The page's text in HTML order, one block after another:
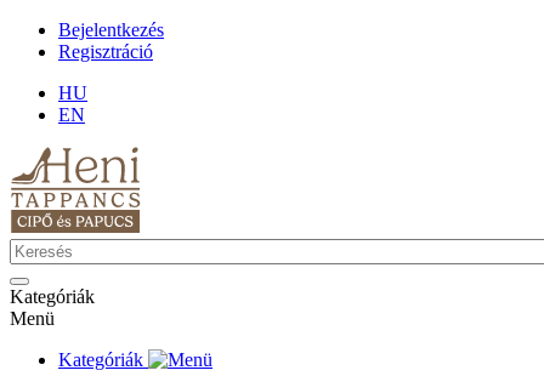
Bejelentkezés
Regisztráció
HU
EN
Kategóriák
Menü
Kategóriák